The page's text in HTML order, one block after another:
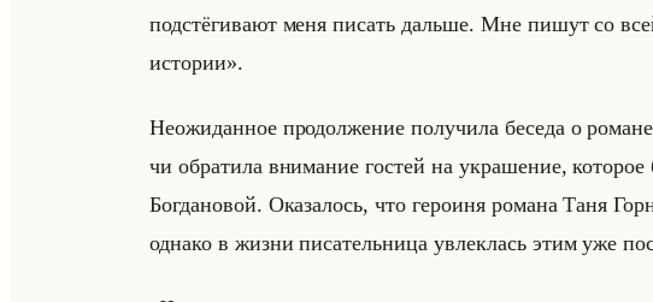
подстёгивают меня писать дальше. Мне пишут со
истории».
Неожи­дан­ное про­дол­же­ние по­лу­чи­ла бе­се­да о
чи об­ра­ти­ла вни­ма­ние го­стей на укра­ше­ние,
Бог­да­но­вой. Ока­за­лось, что ге­ро­иня ро­ма­на Таня
од­на­ко в жизни пи­са­тельни­ца увлек­лась этим уже